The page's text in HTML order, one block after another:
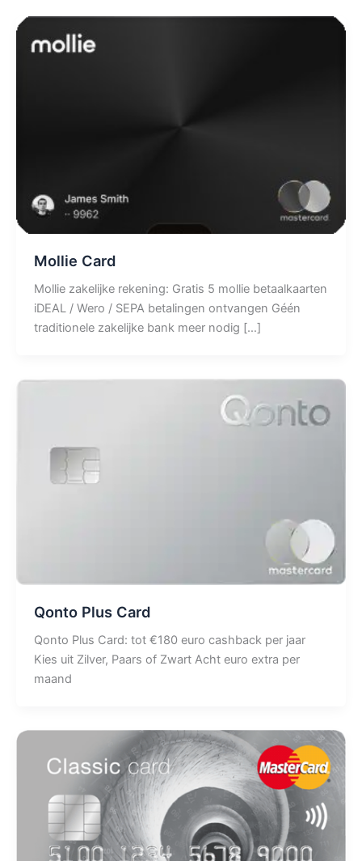
Mollie Card
Mollie zakelijke rekening: Gratis 5 mollie betaalkaarten
iDEAL / Wero / SEPA betalingen ontvangen Géén
traditionele zakelijke bank meer nodig […]
Qonto Plus Card
Qonto Plus Card: tot €180 euro cashback per jaar
Kies uit Zilver, Paars of Zwart Acht euro extra per
maand